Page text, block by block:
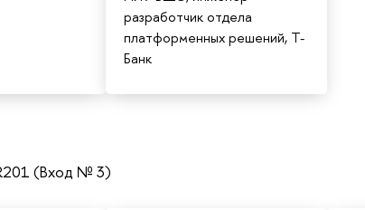
разработчик отдела
платформенных решений, Т-
Банк
(Вход № 3)